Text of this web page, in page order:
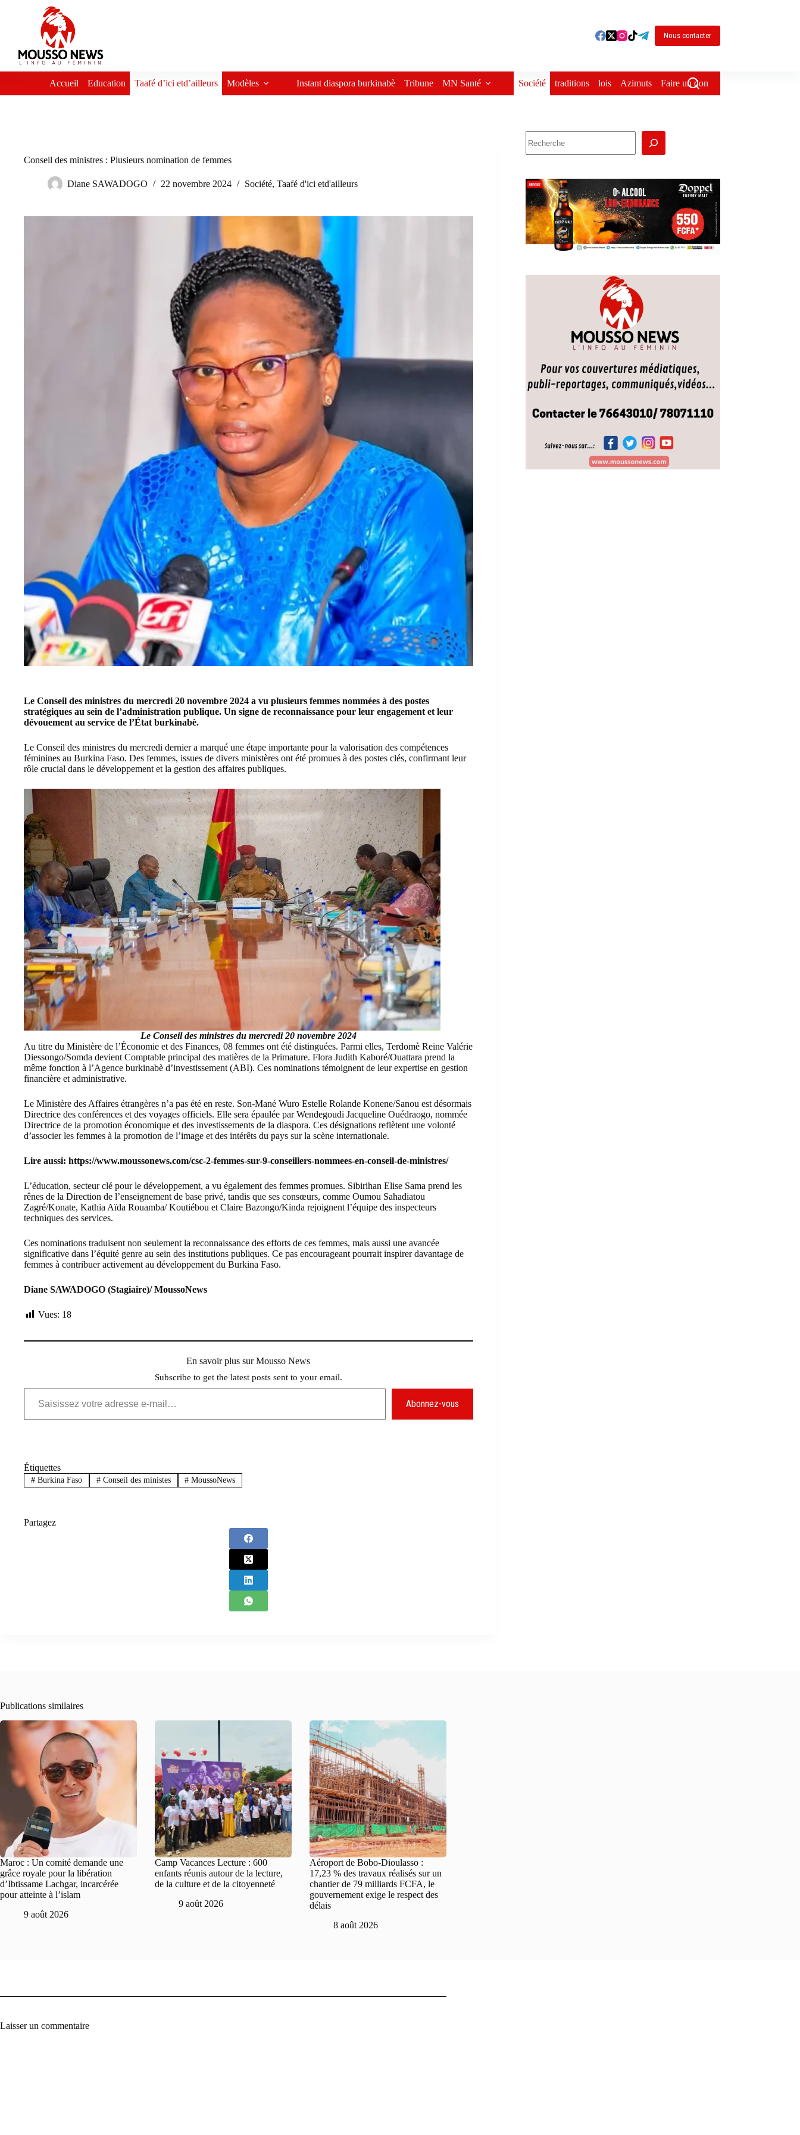
Nous contacter
Accueil Education Taafé d’ici etd’ailleurs Modèles Instant diaspora burkinabè Tribune MN Santé Société traditions lois Azimuts Faire un don
Conseil des ministres : Plusieurs nomination de femmes
Diane SAWADOGO 22 novembre 2024 Société, Taafé d'ici etd'ailleurs
Le Conseil des ministres du mercredi 20 novembre 2024 a vu plusieurs femmes nommées à des postes
stratégiques au sein de l’administration publique. Un signe de reconnaissance pour leur engagement et leur
dévouement au service de l’État burkinabè.
Le Conseil des ministres du mercredi dernier a marqué une étape importante pour la valorisation des compétences
féminines au Burkina Faso. Des femmes, issues de divers ministères ont été promues à des postes clés, confirmant leur
rôle crucial dans le développement et la gestion des affaires publiques.
Le Conseil des ministres du mercredi 20 novembre 2024
Au titre du Ministère de l’Économie et des Finances, 08 femmes ont été distinguées. Parmi elles, Terdomè Reine Valérie
Diessongo/Somda devient Comptable principal des matières de la Primature. Flora Judith Kaboré/Ouattara prend la
même fonction à l’Agence burkinabè d’investissement (ABI). Ces nominations témoignent de leur expertise en gestion
financière et administrative.
Le Ministère des Affaires étrangères n’a pas été en reste. Son-Mané Wuro Estelle Rolande Konene/Sanou est désormais
Directrice des conférences et des voyages officiels. Elle sera épaulée par Wendegoudi Jacqueline Ouédraogo, nommée
Directrice de la promotion économique et des investissements de la diaspora. Ces désignations reflètent une volonté
d’associer les femmes à la promotion de l’image et des intérêts du pays sur la scène internationale.
Lire aussi: https://www.moussonews.com/csc-2-femmes-sur-9-conseillers-nommees-en-conseil-de-ministres/
L’éducation, secteur clé pour le développement, a vu également des femmes promues. Sibirihan Elise Sama prend les
rênes de la Direction de l’enseignement de base privé, tandis que ses consœurs, comme Oumou Sahadiatou
Zagré/Konate, Kathia Aïda Rouamba/ Koutiébou et Claire Bazongo/Kinda rejoignent l’équipe des inspecteurs
techniques des services.
Ces nominations traduisent non seulement la reconnaissance des efforts de ces femmes, mais aussi une avancée
significative dans l’équité genre au sein des institutions publiques. Ce pas encourageant pourrait inspirer davantage de
femmes à contribuer activement au développement du Burkina Faso.
Diane SAWADOGO (Stagiaire)/ MoussoNews
Vues: 18
En savoir plus sur Mousso News
Subscribe to get the latest posts sent to your email.
Saisissez votre adresse e-mail…
Abonnez-vous
Étiquettes
#Burkina Faso #Conseil des ministes # MoussoNews
Partagez
Publications similaires
Maroc : Un comité demande une
grâce royale pour la libération
d’Ibtissame Lachgar, incarcérée
pour atteinte à l’islam
9 août 2026
Camp Vacances Lecture : 600
enfants réunis autour de la lecture,
de la culture et de la citoyenneté
9 août 2026
Aéroport de Bobo-Dioulasso :
17,23 % des travaux réalisés sur un
chantier de 79 milliards FCFA, le
gouvernement exige le respect des
délais
8 août 2026
Laisser un commentaire